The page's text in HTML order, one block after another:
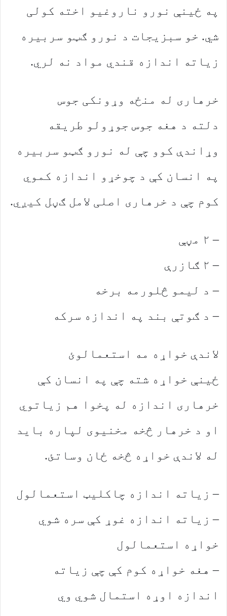
په ځینې نورو ناروغیو اخته کولی
شي. خو سبزیجات د نورو ګټو سربیره
زیاته اندازه قندي مواد نه لري.
خرهاری له منځه وړونکی جوس
دلته د هغه جوس جوړولو طریقه
وړاندې کوو چې له نورو ګټو سربیره
په انسان کې د چوخړو اندازه کموي
کوم چې د خرهاری اصلی لامل ګڼل کیږي.
– ۲ مڼې
– ۲ ګازرې
– د لیمو څلورمه برخه
– د ګوتې بند په اندازه سرکه
لاندې خواړه مه استعمالوئ
ځینې خواړه شته چې په انسان کې
خرهاری اندازه له پخوا هم زیاتوي
او د خرهار څخه مخنیوی لپاره باید
له لاندې خواړه څخه ځان وساتئ.
– زیاته اندازه چاکلیټ استعمالول
– زیاته اندازه غوړ کې سره شوي
خواړه استعمالول
– هغه خواړه کوم کې چې زیاته
اندازه اوړه استمال شوي وي